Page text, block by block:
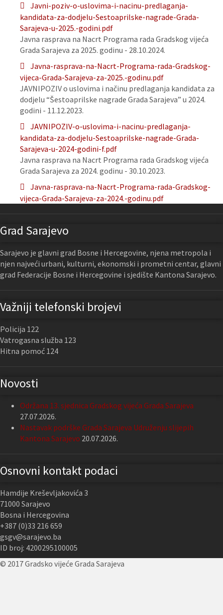
Javni-poziv-o-uslovima-i-nacinu-predlaganja-
kandidata-za-dodjelu-Sestoaprilske-nagrade-Grada-
Sarajeva-u-2025.-godini.pdf
Javna rasprava na Nacrt Programa rada Gradskog vijeća
Grada Sarajeva za 2025. godinu - 28.10.2024.
Javna-rasprava-na-Nacrt-Programa-rada-Gradskog-
vijeca-Grada-Sarajeva-za-2025.-godinu.pdf
JAVNIPOZIV o uslovima i načinu predlaganja kandidata za
dodjelu “Šestoaprilske nagrade Grada Sarajeva” u 2024.
godini - 11.12.2023.
JAVNIPOZIV-o-uslovima-i-nacinu-predlaganja-
kandidata-za-dodjelu-Sestoaprilske-nagrade-Grada-
Sarajeva-u-2024-godini-f.pdf
Javna rasprava na Nacrt Programa rada Gradskog vijeća
Grada Sarajeva za 2024. godinu - 30.10.2023.
Javna-rasprava-na-Nacrt-Programa-rada-Gradskog-
vijeca-Grada-Sarajeva-za-2024.-godinu.pdf
Grad Sarajevo
Sarajevo je glavni grad Bosne i Hercegovine, njena metropola i
njen najveći urbani, kulturni, ekonomski i prometni centar, glavni
grad Federacije Bosne i Hercegovine i sjedište Kantona Sarajevo.
Važniji telefonski brojevi
Policija 122
Vatrogasna služba 123
Hitna pomoć 124
Novosti
Održana 13. sjednica Gradskog vijeća Grada Sarajeva
27.07.2026.
Nastavak podrške Grada Sarajeva Udruženju slijepih
Kantona Sarajevo 20.07.2026.
Osnovni kontakt podaci
Hamdije Kreševljakovića 3
71000 Sarajevo
Bosna i Hercegovina
+387 (0)33 216 659
gsgv@sarajevo.ba
ID broj: 4200295100005
© 2017 Gradsko vijeće Grada Sarajeva